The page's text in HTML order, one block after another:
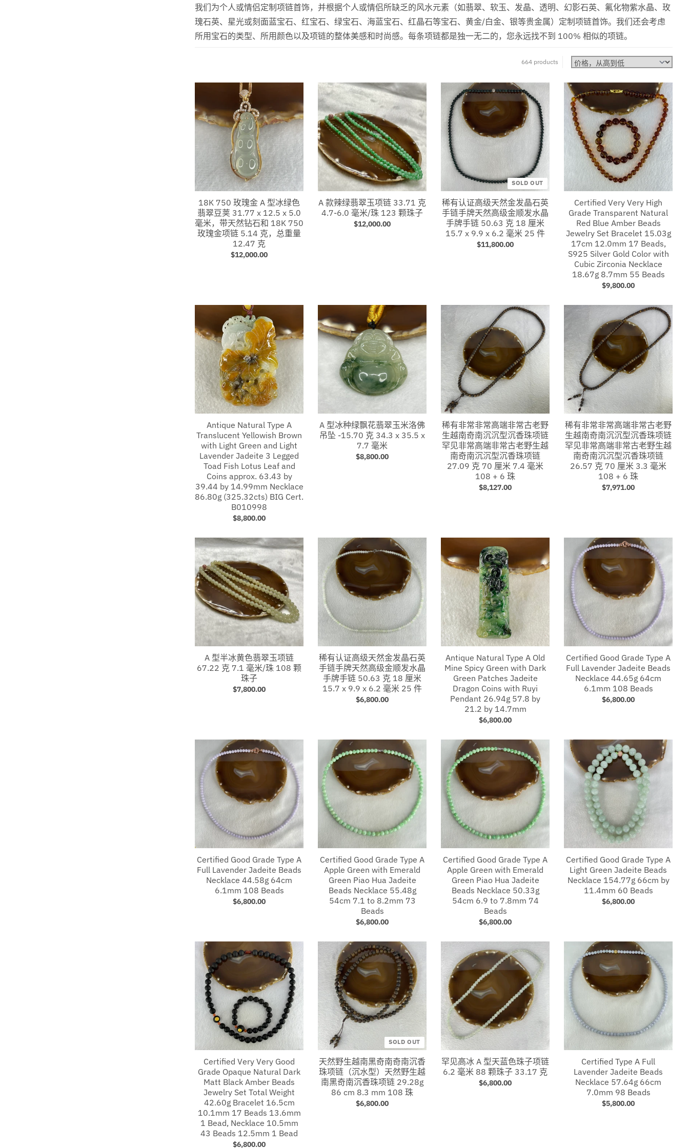
我们为个人或情侣定制项链首饰，并根据个人或情侣所缺乏的风水元素（如翡翠、软玉、发晶、透明、幻影石英、氟化物紫水晶、玫
瑰石英、星光或刻面蓝宝石、红宝石、绿宝石、海蓝宝石、红晶石等宝石、黄金/白金、银等贵金属）定制项链首饰。我们还会考虑
所用宝石的类型、所用颜色以及项链的整体美感和时尚感。每条项链都是独一无二的，您永远找不到 100% 相似的项链。
664 products Sort by:
18K 750 玫瑰金 A 型冰绿色
翡翠豆荚 31.77 x 12.5 x 5.0
毫米，带天然钻石和 18K 750
玫瑰金项链 5.14 克，总重量
12.47 克
$12,000.00
A 款辣绿翡翠玉项链 33.71 克
4.7-6.0 毫米/珠 123 颗珠子
$12,000.00
SOLD OUT
稀有认证高级天然金发晶石英
手链手牌天然高级金顺发水晶
手牌手链 50.63 克 18 厘米
15.7 x 9.9 x 6.2 毫米 25 件
$11,800.00
Certified Very Very High
Grade Transparent Natural
Red Blue Amber Beads
Jewelry Set Bracelet 15.03g
17cm 12.0mm 17 Beads,
S925 Silver Gold Color with
Cubic Zirconia Necklace
18.67g 8.7mm 55 Beads
$9,800.00
Antique Natural Type A
Translucent Yellowish Brown
with Light Green and Light
Lavender Jadeite 3 Legged
Toad Fish Lotus Leaf and
Coins approx. 63.43 by
39.44 by 14.99mm Necklace
86.80g (325.32cts) BIG Cert.
B010998
$8,800.00
A 型冰种绿飘花翡翠玉米洛佛
吊坠 -15.70 克 34.3 x 35.5 x
7.7 毫米
$8,800.00
稀有非常非常高端非常古老野
生越南奇南沉沉型沉香珠项链
罕见非常高端非常古老野生越
南奇南沉沉型沉香珠项链
27.09 克 70 厘米 7.4 毫米
108 + 6 珠
$8,127.00
稀有非常非常高端非常古老野
生越南奇南沉沉型沉香珠项链
罕见非常高端非常古老野生越
南奇南沉沉型沉香珠项链
26.57 克 70 厘米 3.3 毫米
108 + 6 珠
$7,971.00
A 型半冰黄色翡翠玉项链
67.22 克 7.1 毫米/珠 108 颗
珠子
$7,800.00
稀有认证高级天然金发晶石英
手链手牌天然高级金顺发水晶
手牌手链 50.63 克 18 厘米
15.7 x 9.9 x 6.2 毫米 25 件
$6,800.00
Antique Natural Type A Old
Mine Spicy Green with Dark
Green Patches Jadeite
Dragon Coins with Ruyi
Pendant 26.94g 57.8 by
21.2 by 14.7mm
$6,800.00
Certified Good Grade Type A
Full Lavender Jadeite Beads
Necklace 44.65g 64cm
6.1mm 108 Beads
$6,800.00
Certified Good Grade Type A
Full Lavender Jadeite Beads
Necklace 44.58g 64cm
6.1mm 108 Beads
$6,800.00
Certified Good Grade Type A
Apple Green with Emerald
Green Piao Hua Jadeite
Beads Necklace 55.48g
54cm 7.1 to 8.2mm 73
Beads
$6,800.00
Certified Good Grade Type A
Apple Green with Emerald
Green Piao Hua Jadeite
Beads Necklace 50.33g
54cm 6.9 to 7.8mm 74
Beads
$6,800.00
Certified Good Grade Type A
Light Green Jadeite Beads
Necklace 154.77g 66cm by
11.4mm 60 Beads
$6,800.00
Certified Very Very Good
Grade Opaque Natural Dark
Matt Black Amber Beads
Jewelry Set Total Weight
42.60g Bracelet 16.5cm
10.1mm 17 Beads 13.6mm
1 Bead, Necklace 10.5mm
43 Beads 12.5mm 1 Bead
$6,800.00
SOLD OUT
天然野生越南黑奇南奇南沉香
珠项链（沉水型）天然野生越
南黑奇南沉香珠项链 29.28g
86 cm 8.3 mm 108 珠
$6,800.00
罕见高冰 A 型天蓝色珠子项链
6.2 毫米 88 颗珠子 33.17 克
$6,800.00
Certified Type A Full
Lavender Jadeite Beads
Necklace 57.64g 66cm
7.0mm 98 Beads
$5,800.00